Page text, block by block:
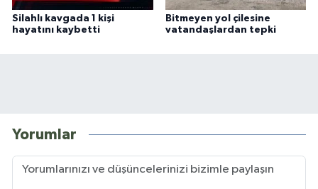
Silahlı kavgada 1 kişi
hayatını kaybetti
Bitmeyen yol çilesine
vatandaşlardan tepki
Yorumlar